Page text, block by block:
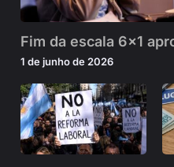
Fim da escala 6×1
1 de junho de 2026